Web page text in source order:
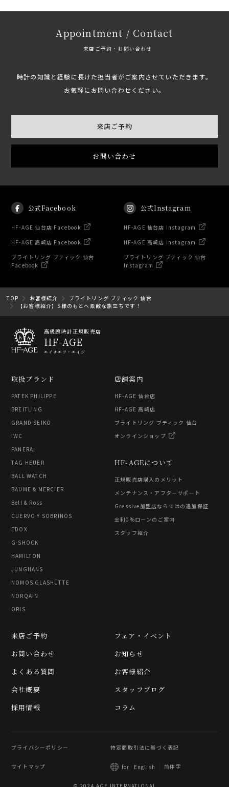
Appointment / Contact
来店ご予約・お問い合わせ
時計の知識と経験に長けた担当者がご案内させていただきます。
お気軽にお問い合わせください。
来店ご予約
お問い合わせ
公式Facebook
HF-AGE 仙台店 Facebook
HF-AGE 高崎店 Facebook
ブライトリング ブティック 仙台
Facebook
公式Instagram
HF-AGE 仙台店 Instagram
HF-AGE 高崎店 Instagram
ブライトリング ブティック 仙台
Instagram
TOP お客様紹介
ブライトリング ブティック 仙台
【お客様紹介】S様のもとへ素敵な旅立ちです！
高級腕時計正規販売店
HF-AGE
エイチエフ・エイジ
取扱ブランド
PATEK PHILIPPE
BREITLING
GRAND SEIKO
IWC
PANERAI
TAG HEUER
BALL WATCH
BAUME & MERCIER
Bell & Ross
CUERVO Y SOBRINOS
EDOX
G-SHOCK
HAMILTON
JUNGHANS
NOMOS GLASHÜTTE
NORQAIN
ORIS
HF-AGEについて
正規販売店購入のメリット
メンテナンス・アフターサポート
Gressive加盟店ならではの追加保証
金利0%ローンのご案内
スタッフ紹介
店舗案内
HF-AGE 仙台店
HF-AGE 高崎店
ブライトリング ブティック 仙台
オンラインショップ
フェア・イベント
お知らせ
お客様紹介
スタッフブログ
コラム
来店ご予約
お問い合わせ
よくある質問
会社概要
採用情報
プライバシーポリシー 特定商取引法に基づく表記
サイトマップ for English 简体字